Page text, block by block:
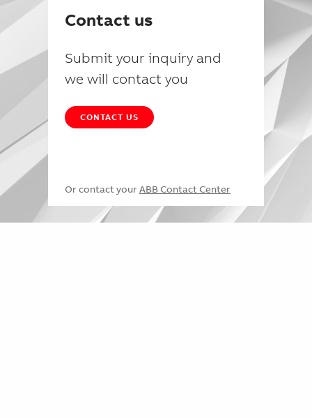
Contact us
Submit your inquiry and
we will contact you
CONTACT US
Or contact your ABB Contact Center